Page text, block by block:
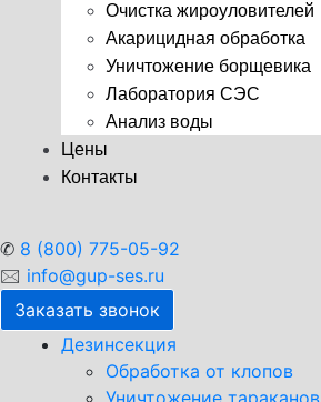
Очистка жироуловителей
Акарицидная обработка
Уничтожение борщевика
Лаборатория СЭС
Анализ воды
Цены
Контакты
✆ 8 (800) 775-05-92
🖂 info@gup-ses.ru
Заказать звонок
Дезинсекция
Обработка от клопов
Уничтожение тараканов